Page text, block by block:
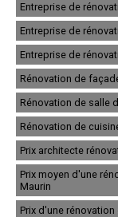
-
- Entreprise de
- Entreprise de
-
-
- Entreprise de
- Entreprise
- Entreprise
- Entreprise de
-
- Entreprise
-
- Entreprise de
- Entreprise
- Entreprise de
Entreprise de
Entreprise de
Entreprise de
Rénovation de
Rénovation de salle
Rénovation de
Prix architecte
Prix moyen d'une
Maurin
Prix d'une